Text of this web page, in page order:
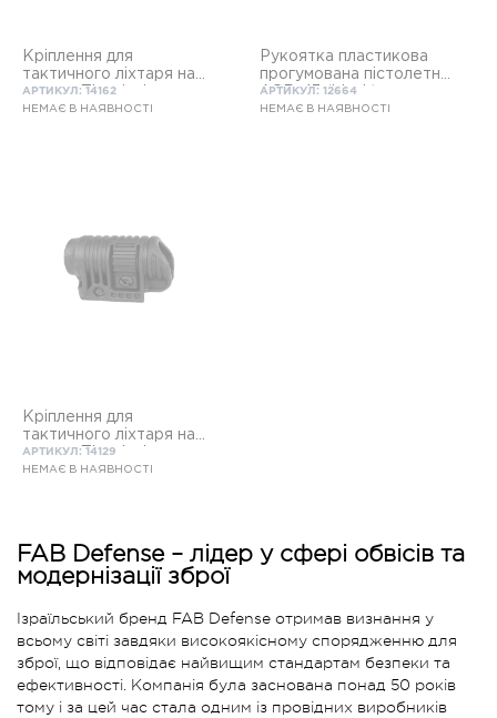
Кріплення для
тактичного ліхтаря на
планку Пікатінні
АРТИКУЛ: 14162
НЕМАЄ В НАЯВНОСТІ
Рукоятка пластикова
прогумована пістолетна
AGR-43 (black) для
M16\M4\AR15
АРТИКУЛ: 12664
НЕМАЄ В НАЯВНОСТІ
Кріплення для
тактичного ліхтаря на
планку Пікатінні
АРТИКУЛ: 14129
НЕМАЄ В НАЯВНОСТІ
FAB Defense – лідер у сфері обвісів та
модернізації зброї
Ізраїльський бренд FAB Defense отримав визнання у
всьому світі завдяки високоякісному спорядженню для
зброї, що відповідає найвищим стандартам безпеки та
ефективності. Компанія була заснована понад 50 років
тому і за цей час стала одним із провідних виробників